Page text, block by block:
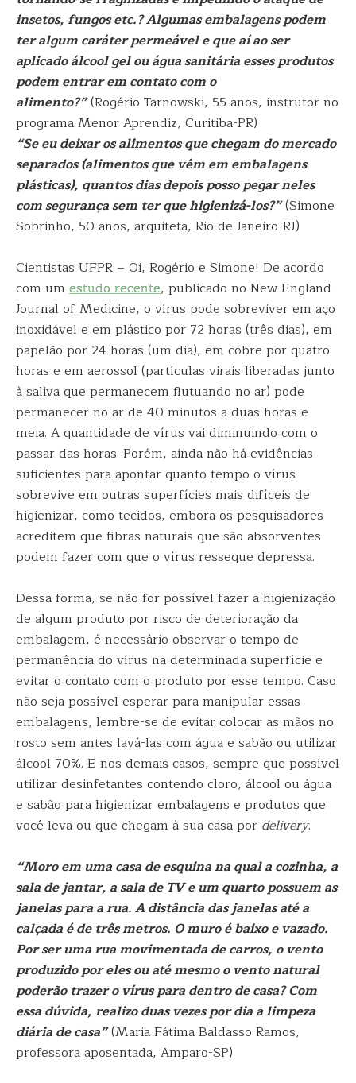
insetos, fungos etc.? Algumas embalagens podem
ter algum caráter permeável e que aí ao ser
aplicado álcool gel ou água sanitária esses produtos
podem entrar em contato com o
alimento?”(Rogério Tarnowski, 55 anos, instrutor no
programa Menor Aprendiz, Curitiba-PR)
“Se eu deixar os alimentos que chegam do mercado
separados (alimentos que vêm em embalagens
plásticas), quantos dias depois posso pegar neles
com segurança sem ter que higienizá-los?”(Simone
Sobrinho, 50 anos, arquiteta, Rio de Janeiro-RJ)
Cientistas UFPR – Oi, Rogério e Simone! De acordo
com um estudo recente, publicado no New England
Journal of Medicine, o vírus pode sobreviver em aço
inoxidável e em plástico por 72 horas (três dias), em
papelão por 24 horas (um dia), em cobre por quatro
horas e em aerossol (partículas virais liberadas junto
à saliva que permanecem flutuando no ar) pode
permanecer no ar de 40 minutos a duas horas e
meia. A quantidade de vírus vai diminuindo com o
passar das horas. Porém, ainda não há evidências
suficientes para apontar quanto tempo o vírus
sobrevive em outras superfícies mais difíceis de
higienizar, como tecidos, embora os pesquisadores
acreditem que fibras naturais que são absorventes
podem fazer com que o vírus resseque depressa.
Dessa forma, se não for possível fazer a higienização
de algum produto por risco de deterioração da
embalagem, é necessário observar o tempo de
permanência do vírus na determinada superfície e
evitar o contato com o produto por esse tempo. Caso
não seja possível esperar para manipular essas
embalagens, lembre-se de evitar colocar as mãos no
rosto sem antes lavá-las com água e sabão ou utilizar
álcool 70%. E nos demais casos, sempre que possível
utilizar desinfetantes contendo cloro, álcool ou água
e sabão para higienizar embalagens e produtos que
você leva ou que chegam à sua casa por delivery.
“Moro em uma casa de esquina na qual a cozinha, a
sala de jantar, a sala de TV e um quarto possuem as
janelas para a rua. A distância das janelas até a
calçada é de três metros. O muro é baixo e vazado.
Por ser uma rua movimentada de carros, o vento
produzido por eles ou até mesmo o vento natural
poderão trazer o vírus para dentro de casa? Com
essa dúvida, realizo duas vezes por dia a limpeza
diária de casa”(Maria Fátima Baldasso Ramos,
professora aposentada, Amparo-SP)